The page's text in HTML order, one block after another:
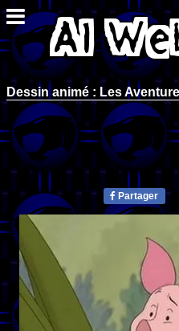
Dessin animé : Les
Partager